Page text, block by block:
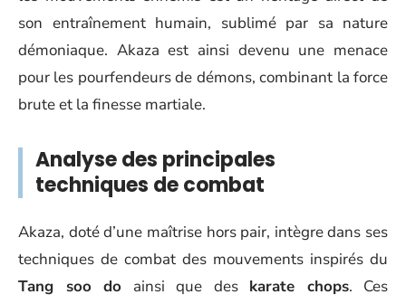
son entraînement humain, sublimé par sa nature
démoniaque. Akaza est ainsi devenu une menace
pour les pourfendeurs de démons, combinant la force
brute et la finesse martiale.
Analyse des principales
techniques de combat
Akaza, doté d’une maîtrise hors pair, intègre dans ses
techniques de combat des mouvements inspirés du
Tang soo do ainsi que des karate chops. Ces